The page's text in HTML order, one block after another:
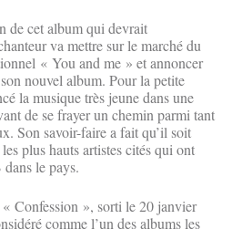
de cet album qui devrait
va mettre sur le marché du
« You and me » et annoncer
nouvel album. Pour la petite
la musique très jeune dans une
de se frayer un chemin parmi tant
Son savoir-faire a fait qu’il soit
plus hauts artistes cités qui ont
le pays.
Confession », sorti le 20 janvier
comme l’un des albums les